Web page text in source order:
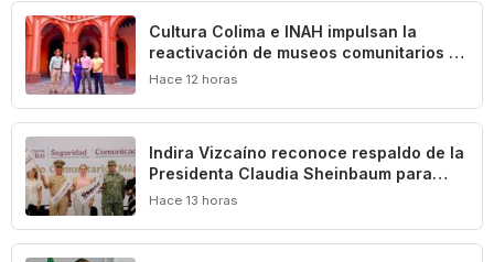
Cultura Colima e INAH impulsan la
reactivación de museos comunitarios en
el estado
Hace 12 horas
Indira Vizcaíno reconoce respaldo de la
Presidenta Claudia Sheinbaum para
impulsar el desarrollo de Manzanillo y
Hace 13 horas